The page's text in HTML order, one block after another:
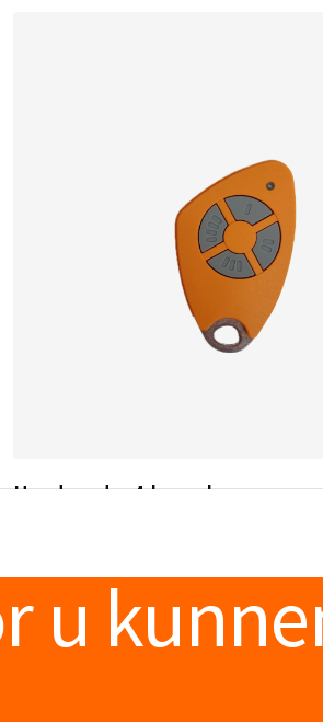
Handzender 4-kanaals
comfortabel met de
ontgrendeld.
u